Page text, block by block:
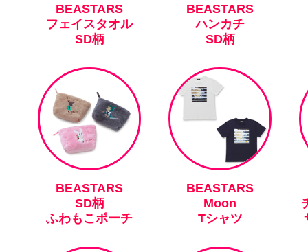
BEASTARS
フェイスタオル
SD柄
BEASTARS
ハンカチ
SD柄
BEASTARS
SD柄
ふわもこポーチ
BEASTARS
Moon
Tシャツ